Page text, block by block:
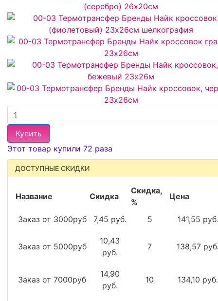
Купить
Этот товар купили 72 раза
ДОСТУПНЫЕ СКИДКИ
Название Скидка
Скидка,
%
Цена
Заказ от 3000руб 7,45 руб. 5 141,55 руб.
Заказ от 5000руб
10,43
руб.
7 138,57
Заказ от 7000руб
14,90
руб.
10 134,10 руб.